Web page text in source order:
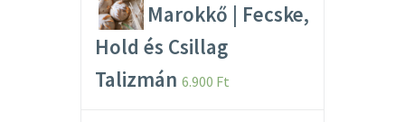
Marokkő | Fecske,
Hold és Csillag
Talizmán 6.900 Ft